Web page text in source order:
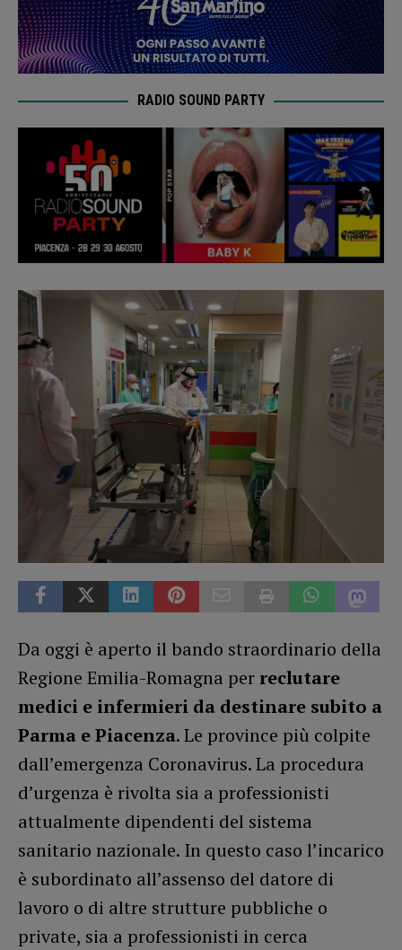
RADIO SOUND PARTY
Da oggi è aperto il bando straordinario della
Regione Emilia-Romagna perreclutare
medici e infermieri da destinare subito a
Parma e Piacenza. Le province più colpite
dall’emergenza Coronavirus. La procedura
d’urgenza è rivolta sia a professionisti
attualmente dipendenti del sistema
sanitario nazionale. In questo caso l’incarico
è subordinato all’assenso del datore di
lavoro o di altre strutture pubbliche o
private, sia a professionisti in cerca